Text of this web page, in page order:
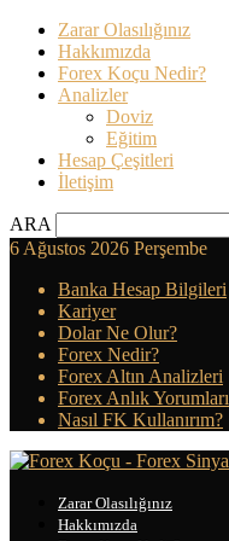
Zarar Olasılığınız
Hakkımızda
Forex Koçu Nedir?
Analizler
Doviz
Eğitim
Hesap Çeşitleri
İletişim
ARA
6 Ağustos 2026 Perşembe
Banka Hesap Bilgileri
Kariyer
Dolar Ne Olur?
Forex Nedir?
Forex Altın Analizleri
Forex Anlık Yorumları
Nasıl FK Kullanırım?
Zarar Olasılığınız
Hakkımızda